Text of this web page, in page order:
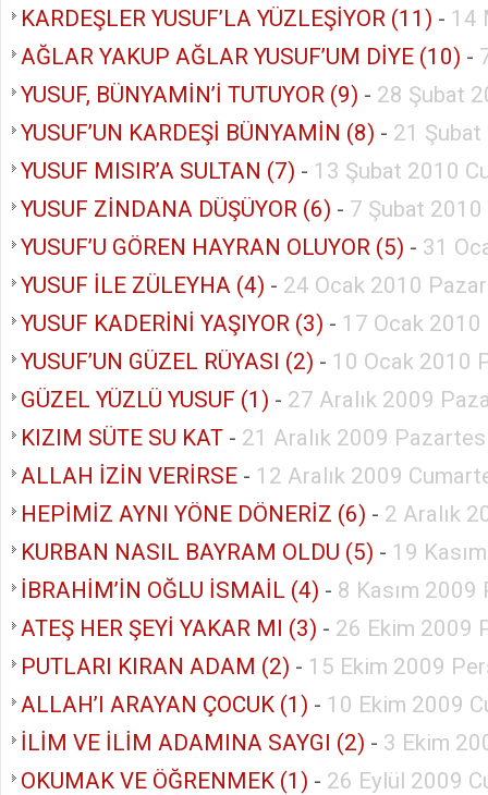
KARDEŞLER YUSUF’LA YÜZLEŞİYOR (11) - 14
AĞLAR YAKUP AĞLAR YUSUF’UM DİYE (10) -
YUSUF, BÜNYAMİN’İ TUTUYOR (9) - 28 Şubat
YUSUF’UN KARDEŞİ BÜNYAMİN (8) - 21
YUSUF MISIR’A SULTAN (7) - 13 Şubat 2010
YUSUF ZİNDANA DÜŞÜYOR (6) - 7 Şubat
YUSUF’U GÖREN HAYRAN OLUYOR (5) - 31
YUSUF İLE ZÜLEYHA (4) - 24 Ocak 2010 Pazar
YUSUF KADERİNİ YAŞIYOR (3) - 17 Ocak 2010
YUSUF’UN GÜZEL RÜYASI (2) - 10 Ocak 2010
GÜZEL YÜZLÜ YUSUF (1) - 27 Aralık 2009
KIZIM SÜTE SU KAT - 21 Aralık 2009
ALLAH İZİN VERİRSE - 12 Aralık 2009
HEPİMİZ AYNI YÖNE DÖNERİZ (6) - 2 Aralık
KURBAN NASIL BAYRAM OLDU (5) - 19
İBRAHİM’İN OĞLU İSMAİL (4) - 8 Kasım 2009
ATEŞ HER ŞEYİ YAKAR MI (3) - 26 Ekim 2009
PUTLARI KIRAN ADAM (2) - 15 Ekim 2009
ALLAH’I ARAYAN ÇOCUK (1) - 10 Ekim 2009
İLİM VE İLİM ADAMINA SAYGI (2) - 3 Ekim
OKUMAK VE ÖĞRENMEK (1) - 26 Eylül 2009